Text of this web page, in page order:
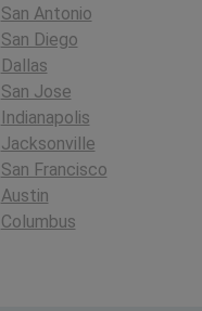
San Antonio
San Diego
Dallas
San Jose
Indianapolis
Jacksonville
San Francisco
Austin
Columbus